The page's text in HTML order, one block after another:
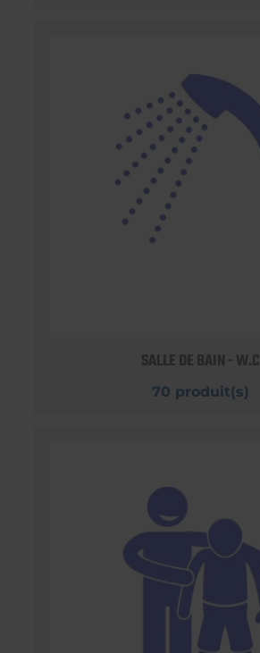
SALLE DE BAIN - W.C
70 produit(s)